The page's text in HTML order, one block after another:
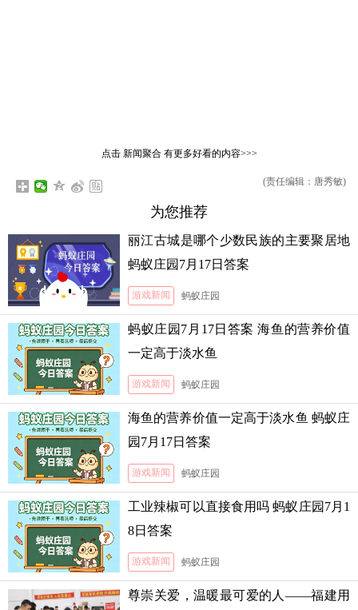
点击 新闻聚合有更多好看的内容>>>
(责任编辑：唐秀敏)
为您推荐
丽江古城是哪个少数民族的主要聚居地
蚂蚁庄园7月17日答案
游戏新闻 蚂蚁庄园
蚂蚁庄园7月17日答案 海鱼的营养价值
一定高于淡水鱼
游戏新闻 蚂蚁庄园
海鱼的营养价值一定高于淡水鱼 蚂蚁庄
园7月17日答案
游戏新闻 蚂蚁庄园
工业辣椒可以直接食用吗 蚂蚁庄园7月1
8日答案
游戏新闻 蚂蚁庄园
尊崇关爱，温暖最可爱的人——福建用